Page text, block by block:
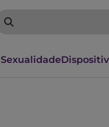
Sexualidade